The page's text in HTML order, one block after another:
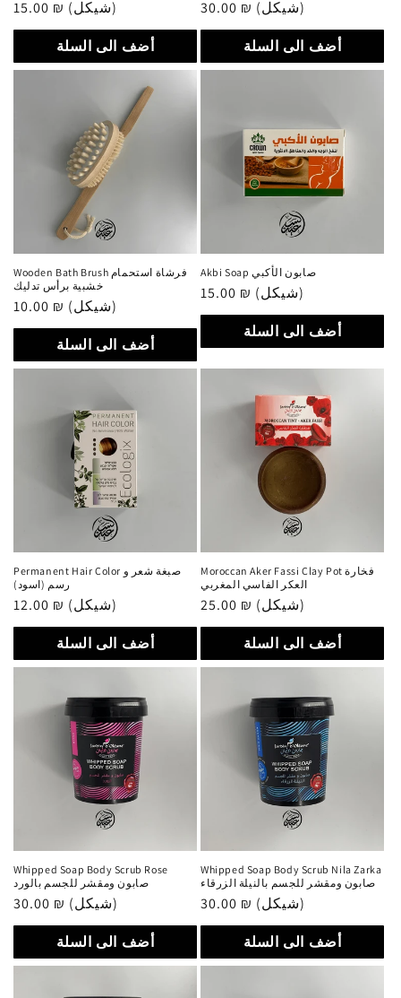
سعر
عادي
15.00 ₪ (شيكل)
أضف الى السلة
سعر
عادي
30.00 ₪ (شيكل)
أضف الى السلة
Wooden Bath Brush فرشاة استحمام
خشبية برأس تدليك
سعر
عادي
10.00 ₪ (شيكل)
أضف الى السلة
Akbi Soap صابون الأكبي
سعر
عادي
15.00 ₪ (شيكل)
أضف الى السلة
Permanent Hair Color صبغة شعر و
رسم (اسود)
سعر
عادي
12.00 ₪ (شيكل)
أضف الى السلة
Moroccan Aker Fassi Clay Pot فخارة
العكر الفاسي المغربي
سعر
عادي
25.00 ₪ (شيكل)
أضف الى السلة
Whipped Soap Body Scrub Rose
صابون ومقشر للجسم بالورد
سعر
عادي
30.00 ₪ (شيكل)
أضف الى السلة
Whipped Soap Body Scrub Nila Zarka
صابون ومقشر للجسم بالنيلة الزرقاء
سعر
عادي
30.00 ₪ (شيكل)
أضف الى السلة